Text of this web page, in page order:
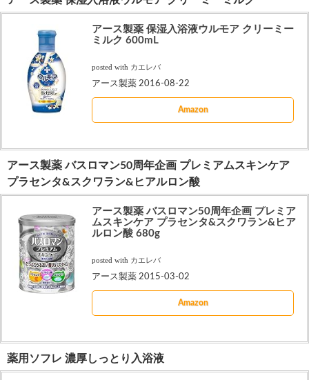
アース製薬 保湿入浴液ウルモア クリーミー
ミルク 600mL
posted with カエレバ
アース製薬 2016-08-22
Amazon
アース製薬 バスロマン50周年企画 プレミアムスキンケア
プラセンタ&スクワラン&ヒアルロン酸
アース製薬 バスロマン50周年企画 プレミア
ムスキンケア プラセンタ&スクワラン&ヒア
ルロン酸 680g
posted with カエレバ
アース製薬 2015-03-02
Amazon
薬用ソフレ 濃厚しっとり入浴液